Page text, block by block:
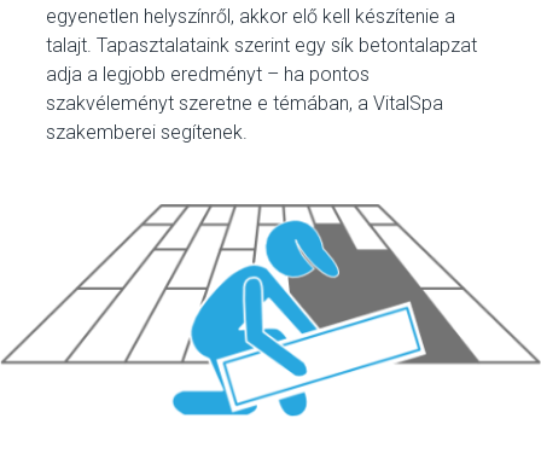
egyenetlen helyszínről, akkor elő kell készítenie a
talajt. Tapasztalataink szerint egy sík betontalapzat
adja a legjobb eredményt – ha pontos
szakvéleményt szeretne e témában, a VitalSpa
szakemberei segítenek.